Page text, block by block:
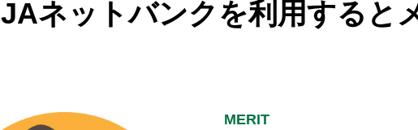
JAネットバンクを利用すると
MERIT